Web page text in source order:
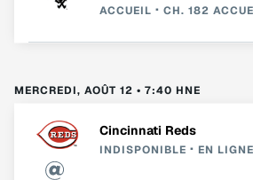
ACCUEIL CH. 182
MERCREDI, AOÛT 12 • 7:40 HNE
Cincinnati Reds
INDISPONIBLE EN LIGNE